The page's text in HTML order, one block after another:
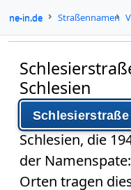
in.de Straßennamen
Schlesien
Schlesierstraße
Schlesien, die
der Namenspate:
Orten tragen